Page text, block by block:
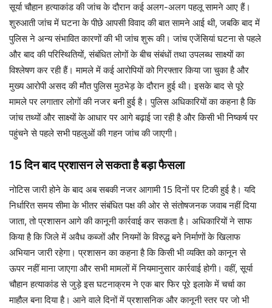
सूर्या चौहान हत्याकांड की जांच के दौरान कई अलग-अलग पहलू सामने आए हैं।
शुरुआती जांच में घटना के पीछे आपसी विवाद की बात सामने आई थी, जबकि बाद में
पुलिस ने अन्य संभावित कारणों की भी जांच शुरू की। जांच एजेंसियां घटना से पहले
और बाद की परिस्थितियों, संबंधित लोगों के बीच संबंधों तथा उपलब्ध साक्ष्यों का
विश्लेषण कर रही हैं। मामले में कई आरोपियों को गिरफ्तार किया जा चुका है और
मुख्य आरोपी असद की मौत पुलिस मुठभेड़ के दौरान हुई थी। इसके बाद से पूरे
मामले पर लगातार लोगों की नजर बनी हुई है। पुलिस अधिकारियों का कहना है कि
जांच तथ्यों और साक्ष्यों के आधार पर आगे बढ़ाई जा रही है और किसी भी निष्कर्ष पर
पहुंचने से पहले सभी पहलुओं की गहन जांच की जाएगी।
15 दिन बाद प्रशासन ले सकता है बड़ा फैसला
नोटिस जारी होने के बाद अब सबकी नजर आगामी 15 दिनों पर टिकी हुई है। यदि
निर्धारित समय सीमा के भीतर संबंधित पक्ष की ओर से संतोषजनक जवाब नहीं दिया
जाता, तो प्रशासन आगे की कानूनी कार्रवाई कर सकता है। अधिकारियों ने साफ
किया है कि जिले में अवैध कब्जों और नियमों के विरुद्ध बने निर्माणों के खिलाफ
अभियान जारी रहेगा। प्रशासन का कहना है कि किसी भी व्यक्ति को कानून से
ऊपर नहीं माना जाएगा और सभी मामलों में नियमानुसार कार्रवाई होगी। वहीं, सूर्या
चौहान हत्याकांड से जुड़े इस घटनाक्रम ने एक बार फिर पूरे इलाके में चर्चा का
माहौल बना दिया है। आने वाले दिनों में प्रशासनिक और कानूनी स्तर पर जो भी